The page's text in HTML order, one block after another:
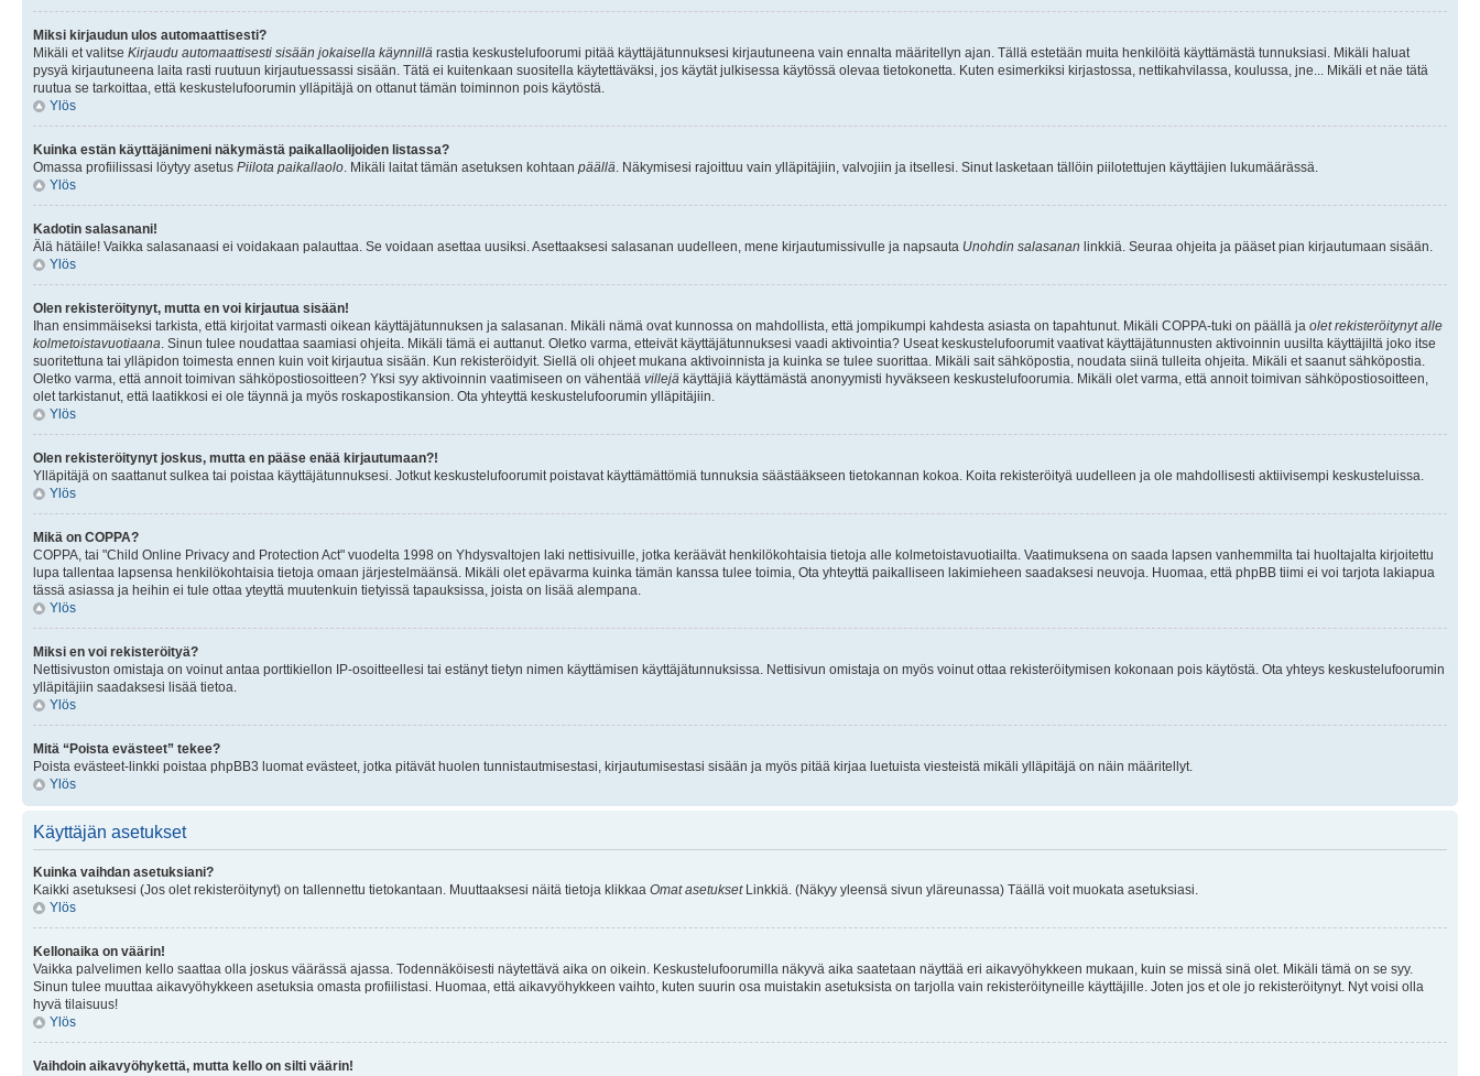
Miksi kirjaudun ulos automaattisesti?
Mikäli et valitse Kirjaudu automaattisesti sisään jokaisella käynnillä rastia keskustelufoorumi pitää käyttäjätunnuksesi kirjautuneena vain ennalta määritellyn ajan. Tällä estetään muita henkilöitä käyttämästä tunnuksiasi. Mikäli haluat
pysyä kirjautuneena laita rasti ruutuun kirjautuessassi sisään. Tätä ei kuitenkaan suositella käytettäväksi, jos käytät julkisessa käytössä olevaa tietokonetta. Kuten esimerkiksi kirjastossa, nettikahvilassa, koulussa, jne... Mikäli et näe tätä
ruutua se tarkoittaa, että keskustelufoorumin ylläpitäjä on ottanut tämän toiminnon pois käytöstä.
Ylös
Kuinka estän käyttäjänimeni näkymästä paikallaolijoiden listassa?
Omassa profiilissasi löytyy asetus Piilota paikallaolo . Mikäli laitat tämän asetuksen kohtaan päällä . Näkymisesi rajoittuu vain ylläpitäjiin, valvojiin ja itsellesi. Sinut lasketaan tällöin piilotettujen käyttäjien lukumäärässä.
Ylös
Kadotin salasanani!
Älä hätäile! Vaikka salasanaasi ei voidakaan palauttaa. Se voidaan asettaa uusiksi. Asettaaksesi salasanan uudelleen, mene kirjautumissivulle ja napsauta Unohdin salasanan linkkiä. Seuraa ohjeita ja pääset pian kirjautumaan sisään.
Ylös
Olen rekisteröitynyt, mutta en voi kirjautua sisään!
Ihan ensimmäiseksi tarkista, että kirjoitat varmasti oikean käyttäjätunnuksen ja salasanan. Mikäli nämä ovat kunnossa on mahdollista, että jompikumpi kahdesta asiasta on tapahtunut. Mikäli COPPA-tuki on päällä ja olet rekisteröitynyt alle
kolmetoistavuotiaana . Sinun tulee noudattaa saamiasi ohjeita. Mikäli tämä ei auttanut. Oletko varma, etteivät käyttäjätunnuksesi vaadi aktivointia? Useat keskustelufoorumit vaativat käyttäjätunnusten aktivoinnin uusilta käyttäjiltä joko itse
suoritettuna tai ylläpidon toimesta ennen kuin voit kirjautua sisään. Kun rekisteröidyit. Siellä oli ohjeet mukana aktivoinnista ja kuinka se tulee suorittaa. Mikäli sait sähköpostia, noudata siinä tulleita ohjeita. Mikäli et saanut sähköpostia.
Oletko varma, että annoit toimivan sähköpostiosoitteen? Yksi syy aktivoinnin vaatimiseen on vähentää villejä käyttäjiä käyttämästä anonyymisti hyväkseen keskustelufoorumia. Mikäli olet varma, että annoit toimivan sähköpostiosoitteen,
olet tarkistanut, että laatikkosi ei ole täynnä ja myös roskapostikansion. Ota yhteyttä keskustelufoorumin ylläpitäjiin.
Ylös
Olen rekisteröitynyt joskus, mutta en pääse enää kirjautumaan?!
Ylläpitäjä on saattanut sulkea tai poistaa käyttäjätunnuksesi. Jotkut keskustelufoorumit poistavat käyttämättömiä tunnuksia säästääkseen tietokannan kokoa. Koita rekisteröityä uudelleen ja ole mahdollisesti aktiivisempi keskusteluissa.
Ylös
Mikä on COPPA?
COPPA, tai "Child Online Privacy and Protection Act" vuodelta 1998 on Yhdysvaltojen laki nettisivuille, jotka keräävät henkilökohtaisia tietoja alle kolmetoistavuotiailta. Vaatimuksena on saada lapsen vanhemmilta tai huoltajalta kirjoitettu
lupa tallentaa lapsensa henkilökohtaisia tietoja omaan järjestelmäänsä. Mikäli olet epävarma kuinka tämän kanssa tulee toimia, Ota yhteyttä paikalliseen lakimieheen saadaksesi neuvoja. Huomaa, että phpBB tiimi ei voi tarjota lakiapua
tässä asiassa ja heihin ei tule ottaa yteyttä muutenkuin tietyissä tapauksissa, joista on lisää alempana.
Ylös
Miksi en voi rekisteröityä?
Nettisivuston omistaja on voinut antaa porttikiellon IP-osoitteellesi tai estänyt tietyn nimen käyttämisen käyttäjätunnuksissa. Nettisivun omistaja on myös voinut ottaa rekisteröitymisen kokonaan pois käytöstä. Ota yhteys keskustelufoorumin
ylläpitäjiin saadaksesi lisää tietoa.
Ylös
Mitä “Poista evästeet” tekee?
Poista evästeet-linkki poistaa phpBB3 luomat evästeet, jotka pitävät huolen tunnistautmisestasi, kirjautumisestasi sisään ja myös pitää kirjaa luetuista viesteistä mikäli ylläpitäjä on näin määritellyt.
Ylös
Käyttäjän asetukset
Kuinka vaihdan asetuksiani?
Kaikki asetuksesi (Jos olet rekisteröitynyt) on tallennettu tietokantaan. Muuttaaksesi näitä tietoja klikkaa Omat asetuksetLinkkiä. (Näkyy yleensä sivun yläreunassa) Täällä voit muokata asetuksiasi.
Ylös
Kellonaika on väärin!
Vaikka palvelimen kello saattaa olla joskus väärässä ajassa. Todennäköisesti näytettävä aika on oikein. Keskustelufoorumilla näkyvä aika saatetaan näyttää eri aikavyöhykkeen mukaan, kuin se missä sinä olet. Mikäli tämä on se syy.
Sinun tulee muuttaa aikavyöhykkeen asetuksia omasta profiilistasi. Huomaa, että aikavyöhykkeen vaihto, kuten suurin osa muistakin asetuksista on tarjolla vain rekisteröityneille käyttäjille. Joten jos et ole jo rekisteröitynyt. Nyt voisi olla
hyvä tilaisuus!
Ylös
Vaihdoin aikavyöhykettä, mutta kello on silti väärin!